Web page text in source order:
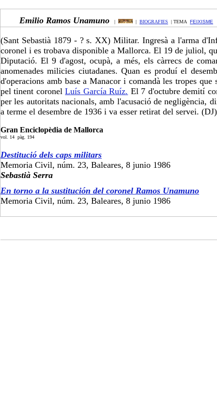
Emilio Ramos Unamuno | | BIOGRAFIES | TEMA FEIXISME
(Sant Sebastià 1879 - ? s. XX) Militar. Ingresà a l'arma
coronel i es trobava disponible a Mallorca. El 19 de juliol,
Diputació. El 9 d'agost, ocupà, a més, els càrrecs de
anomenades milicies ciutadanes. Quan es produí el
d'operacions amb base a Manacor i comandà les tropes
pel tinent coronelLuís García Ruíz. El 7 d'octubre demití
per les autoritats nacionals, amb l'acusació de negligència,
a terme el desembre de 1936 i va esser retirat del servei. (DJ)
Gran Enciclopèdia de Mallorca
vol. 14 pàg. 194
Destitució dels caps militars
Memoria Civil, núm. 23, Baleares, 8 junio 1986
Sebastià Serra
En torno a la sustitución del coronel Ramos Unamuno
Memoria Civil, núm. 23, Baleares, 8 junio 1986